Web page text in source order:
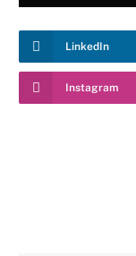
LinkedIn
Instagram